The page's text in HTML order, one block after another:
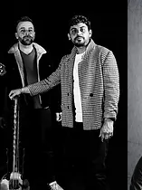
EN SAVOIR PLUS